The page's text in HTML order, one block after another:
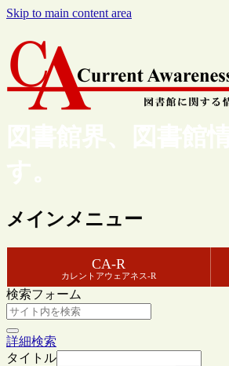
Skip to main content area
図書館界、図書館
す。
メインメニュー
CA-R
カレントアウェアネス-R
検索フォーム
詳細検索
タイトル